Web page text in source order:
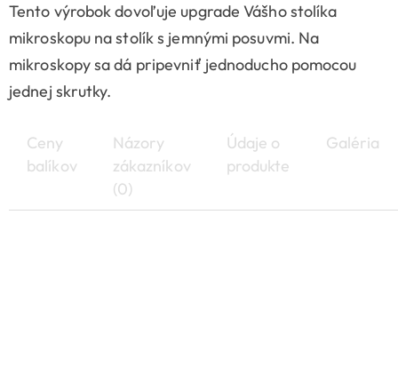
Tento výrobok dovoľuje upgrade Vášho stolíka
mikroskopu na stolík s jemnými posuvmi. Na
mikroskopy sa dá pripevniť jednoducho pomocou
jednej skrutky.
Ceny
balíkov
Názory
zákazníkov
(0)
Údaje o
produkte
Galéria